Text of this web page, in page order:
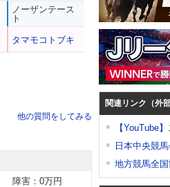
ノーザンテース
ト
タマモコトブキ
他の質問をしてみる
障害：0万円
関連リンク（外部
【YouTube
日本中央競馬
地方競馬全